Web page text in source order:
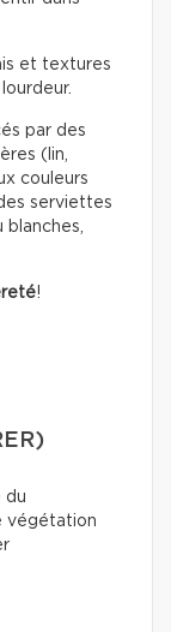
et textures
par des
(lin,
couleurs
serviettes
blanches,
!
du
végétation